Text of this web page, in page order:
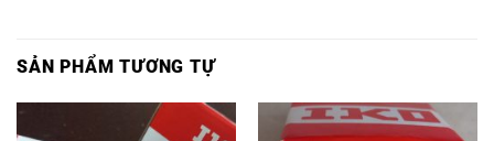
SẢN PHẨM TƯƠNG TỰ